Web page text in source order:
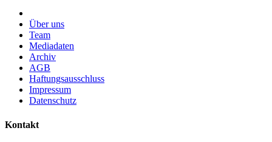
Über uns
Team
Mediadaten
Archiv
AGB
Haftungsausschluss
Impressum
Datenschutz
Kontakt